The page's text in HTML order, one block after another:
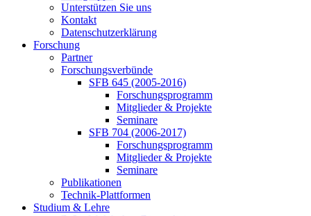
Unterstützen Sie uns
Kontakt
Datenschutzerklärung
Forschung
Partner
Forschungsverbünde
SFB 645 (2005-2016)
Forschungsprogramm
Mitglieder & Projekte
Seminare
SFB 704 (2006-2017)
Forschungsprogramm
Mitglieder & Projekte
Seminare
Publikationen
Technik-Plattformen
Studium & Lehre